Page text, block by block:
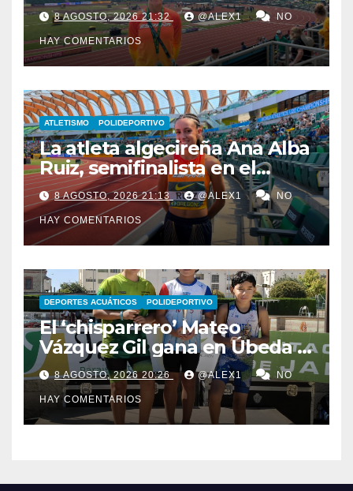
finalista con el relevo 4×100
en el Campeonato del
Mundo Sub-20
8 AGOSTO, 2026 21:32 @ALEX1 NO
HAY COMENTARIOS
ATLETISMO POLIDEPORTIVO
La atleta algecireña Ana Alba
Ruiz, semifinalista en el
Mundial Sub-20 con el relevo
4×400 femenino
8 AGOSTO, 2026 21:13 @ALEX1 NO
HAY COMENTARIOS
DEPORTES ACUÁTICOS POLIDEPORTIVO
El ‘chisparrero’ Mateo
Vázquez Gil gana en Úbeda y
se proclama subcampeón de
Andalucía de acuatlón
8 AGOSTO, 2026 20:26 @ALEX1 NO
HAY COMENTARIOS